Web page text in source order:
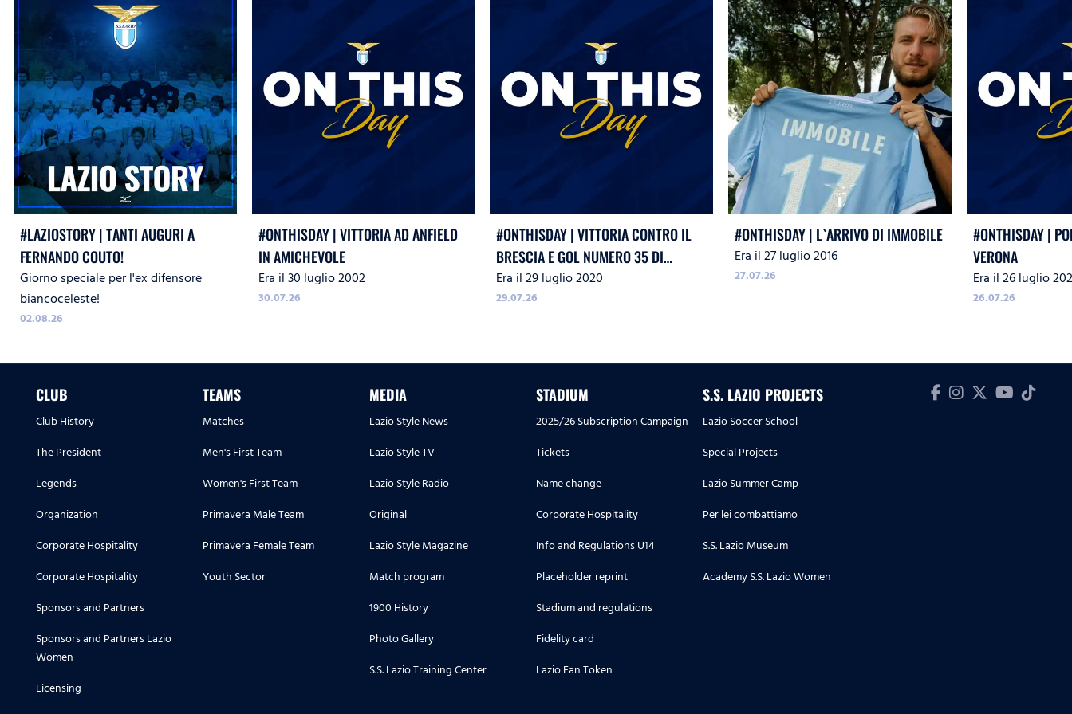
#LAZIOSTORY | TANTI AUGURI A
FERNANDO COUTO!
Giorno speciale per l'ex difensore
biancoceleste!
02.08.26
#ONTHISDAY | VITTORIA AD ANFIELD
IN AMICHEVOLE
Era il 30 luglio 2002
30.07.26
#ONTHISDAY | VITTORIA CONTRO IL
BRESCIA E GOL NUMERO 35 DI
IMMOBILE
Era il 29 luglio 2020
29.07.26
#ONTHISDAY | L`ARRIVO DI IMMOBILE
Era il 27 luglio 2016
27.07.26
#ONTHISDAY |
VERONA
Era il 26 luglio
26.07.26
CLUB
Club History
The President
Legends
Organization
Corporate Hospitality
Corporate Hospitality
Sponsors and Partners
Sponsors and Partners Lazio
Women
Licensing
TEAMS
Matches
Men's First Team
Women's First Team
Primavera Male Team
Primavera Female Team
Youth Sector
MEDIA
Lazio Style News
Lazio Style TV
Lazio Style Radio
Original
Lazio Style Magazine
Match program
1900 History
Photo Gallery
S.S. Lazio Training Center
STADIUM
2025/26 Subscription Campaign
Tickets
Name change
Corporate Hospitality
Info and Regulations U14
Placeholder reprint
Stadium and regulations
Fidelity card
Lazio Fan Token
S.S. LAZIO PROJECTS
Lazio Soccer School
Special Projects
Lazio Summer Camp
Per lei combattiamo
S.S. Lazio Museum
Academy S.S. Lazio Women